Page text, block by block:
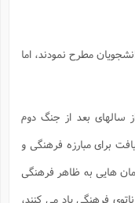
و دانشجویان مطرح نمودند، اما
سالهای بعد از جنگ دوم
برای مبارزه فرهنگی و
هایی به ظاهر فرهنگی
فرهنگی یاد می کنند،